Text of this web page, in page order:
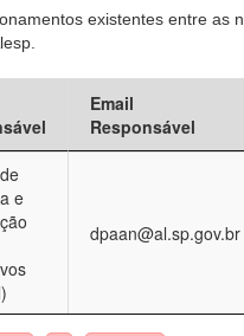
existentes entre as
Email
Responsável
e
dpaan@al.sp.gov.br